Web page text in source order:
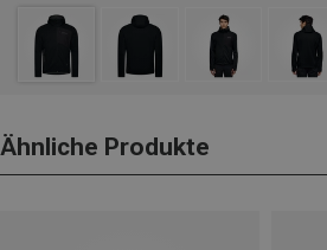
Ähnliche Produkte